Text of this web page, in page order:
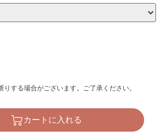
する場合がございます。ご了承ください。
カートに入れる